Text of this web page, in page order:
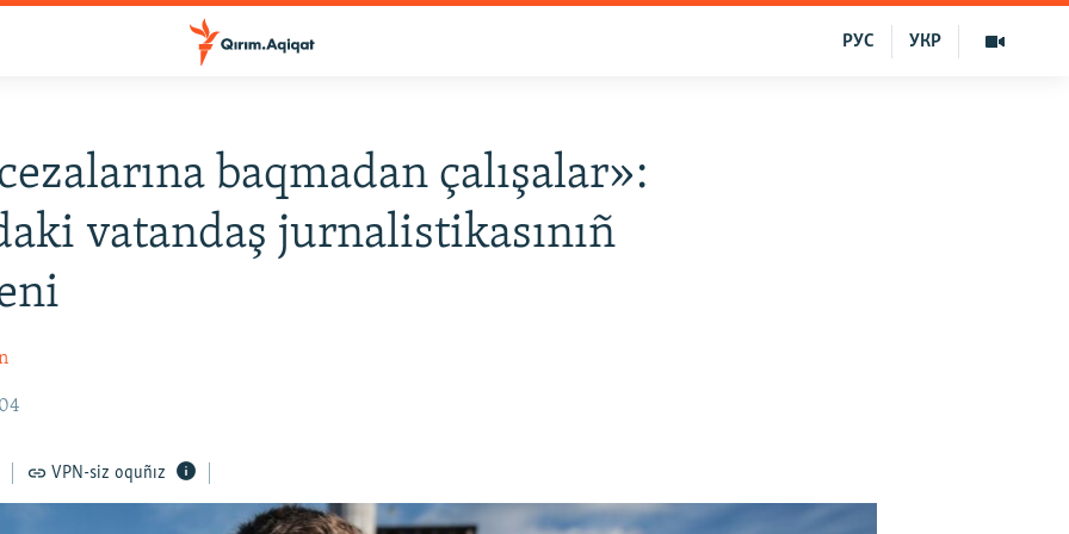
УКР
РУС
baqmadan çalışalar»:
vatandaş jurnalistikasınıñ
VPN-siz oquñız